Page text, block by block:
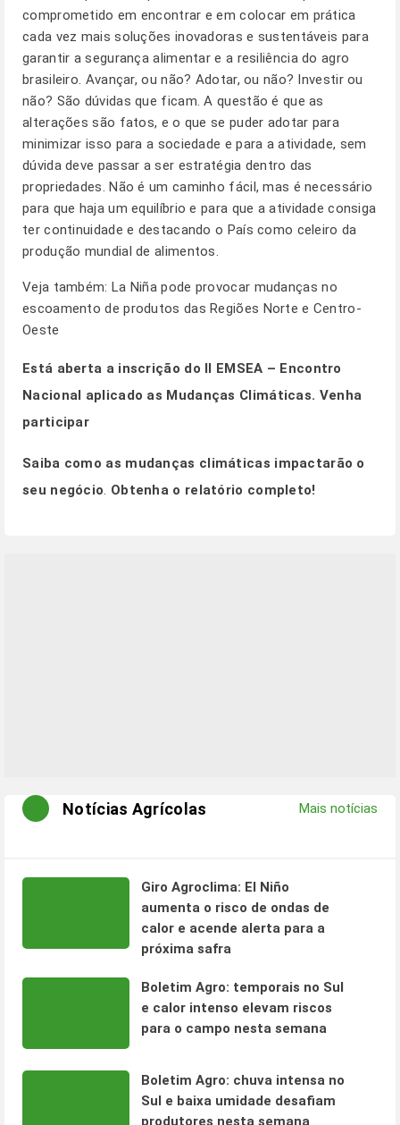
comprometido em encontrar e em colocar em prática
cada vez mais soluções inovadoras e sustentáveis para
garantir a segurança alimentar e a resiliência do agro
brasileiro. Avançar, ou não? Adotar, ou não? Investir ou
não? São dúvidas que ficam. A questão é que as
alterações são fatos, e o que se puder adotar para
minimizar isso para a sociedade e para a atividade, sem
dúvida deve passar a ser estratégia dentro das
propriedades. Não é um caminho fácil, mas é necessário
para que haja um equilíbrio e para que a atividade consiga
ter continuidade e destacando o País como celeiro da
produção mundial de alimentos.
Veja também: La Niña pode provocar mudanças no
escoamento de produtos das Regiões Norte e Centro-
Oeste
Está aberta a inscrição do II EMSEA – Encontro
Nacional aplicado as Mudanças Climáticas. Venha
participar
Saiba como as mudanças climáticas impactarão o
seu negócio. Obtenha o relatório completo!
Notícias Agrícolas Mais notícias
Giro Agroclima: El Niño
aumenta o risco de ondas de
calor e acende alerta para a
próxima safra
Boletim Agro: temporais no Sul
e calor intenso elevam riscos
para o campo nesta semana
Boletim Agro: chuva intensa no
Sul e baixa umidade desafiam
produtores nesta semana